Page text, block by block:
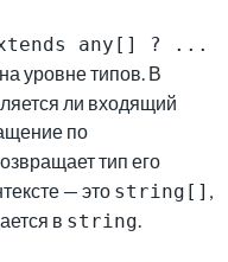
any[] ? ...
уровне типов. В
ли входящий
по
тип его
— это string[] ,
в string.